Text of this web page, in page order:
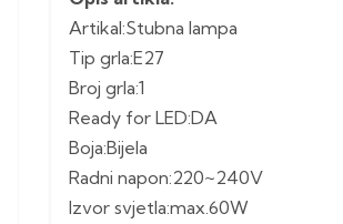
Artikal:Stubna lampa
Tip grla:E27
Broj grla:1
Ready for LED:DA
Boja:Bijela
Radni napon:220~240V
Izvor svjetla:max.60W